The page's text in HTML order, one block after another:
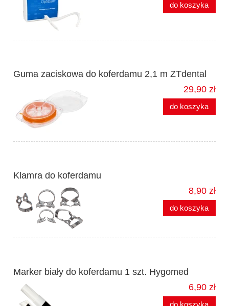
do koszyka
Guma zaciskowa do koferdamu 2,1 m ZTdental
29,90 zł
do koszyka
Klamra do koferdamu
8,90 zł
do koszyka
Marker biały do koferdamu 1 szt. Hygomed
6,90 zł